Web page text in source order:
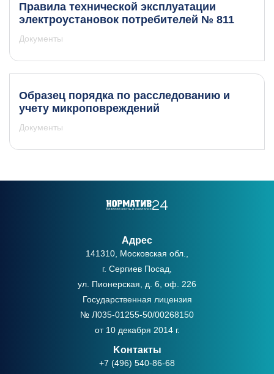
Правила технической эксплуатации
электроустановок потребителей № 811
Документы
Образец порядка по расследованию и
учету микроповреждений
Документы
Адрес
141310, Московская обл.,
г. Сергиев Посад,
ул. Пионерская, д. 6, оф. 226
Государственная лицензия
№ Л035-01255-50/00268150
от 10 декабря 2014 г.
Kонтакты
+7 (496) 540-86-68